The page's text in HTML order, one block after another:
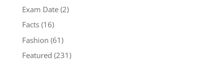
Exam Date(2)
Facts(16)
Fashion (61)
Featured (231)